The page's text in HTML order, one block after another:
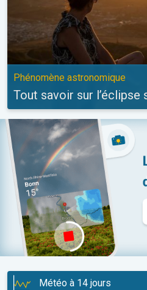
Phénomène astronomique
Tout savoir sur l’éclipse
Météo à 14 jours